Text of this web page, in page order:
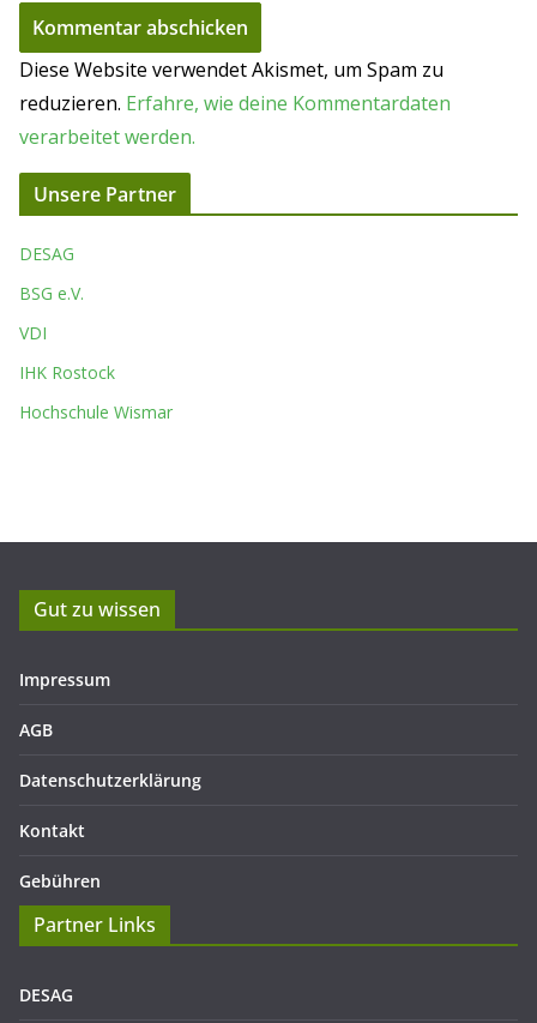
Diese Website verwendet Akismet, um Spam zu
reduzieren. Erfahre, wie deine Kommentardaten
verarbeitet werden.
Unsere Partner
DESAG
BSG e.V.
VDI
IHK Rostock
Hochschule Wismar
Gut zu wissen
Impressum
AGB
Datenschutzerklärung
Kontakt
Gebühren
Partner Links
DESAG